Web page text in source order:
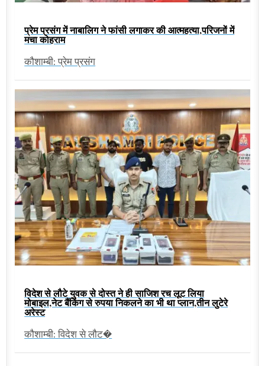
प्रेम प्रसंग में नाबालिग ने फांसी लगाकर की आत्महत्या,परिजनों में
मचा कोहराम
कौशाम्बी: प्रेम प्रसंग
विदेश से लौटे युवक से दोस्त ने ही साजिश रच लूट लिया
मोबाइल,नेट बैंकिंग से रुपया निकलने का भी था प्लान,तीन लुटेरे
अरेस्ट
कौशाम्बी: विदेश से लौट�